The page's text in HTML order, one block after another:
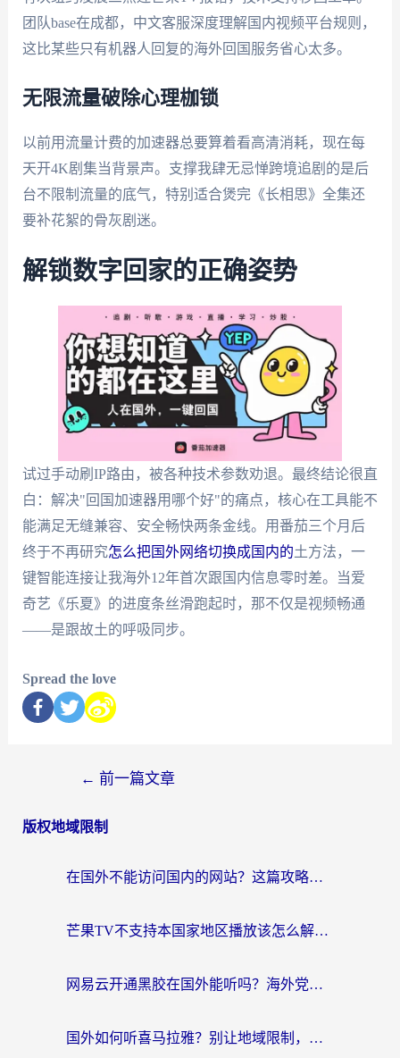
团队base在成都，中文客服深度理解国内视频平台规则，
这比某些只有机器人回复的海外回国服务省心太多。
无限流量破除心理枷锁
以前用流量计费的加速器总要算着看高清消耗，现在每
天开4K剧集当背景声。支撑我肆无忌惮跨境追剧的是后
台不限制流量的底气，特别适合煲完《长相思》全集还
要补花絮的骨灰剧迷。
解锁数字回家的正确姿势
试过手动刷IP路由，被各种技术参数劝退。最终结论很直
白：解决"回国加速器用哪个好"的痛点，核心在工具能不
能满足无缝兼容、安全畅快两条金线。用番茄三个月后
终于不再研究怎么把国外网络切换成国内的土方法，一
键智能连接让我海外12年首次跟国内信息零时差。当爱
奇艺《乐夏》的进度条丝滑跑起时，那不仅是视频畅通
——是跟故土的呼吸同步。
Spread the love
← 前一篇文章
版权地域限制
在国外不能访问国内的网站？这篇攻略帮你无缝连接家乡资源
芒果TV不支持本国家地区播放该怎么解决？海外党追剧看片的终极指南
网易云开通黑胶在国外能听吗？海外党亲测有效的回国听音乐方案
国外如何听喜马拉雅？别让地域限制，断了你的中文声音陪伴